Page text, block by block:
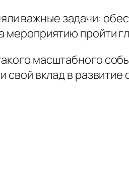
важные задачи:
мероприятию пройти
масштабного
свой вклад в